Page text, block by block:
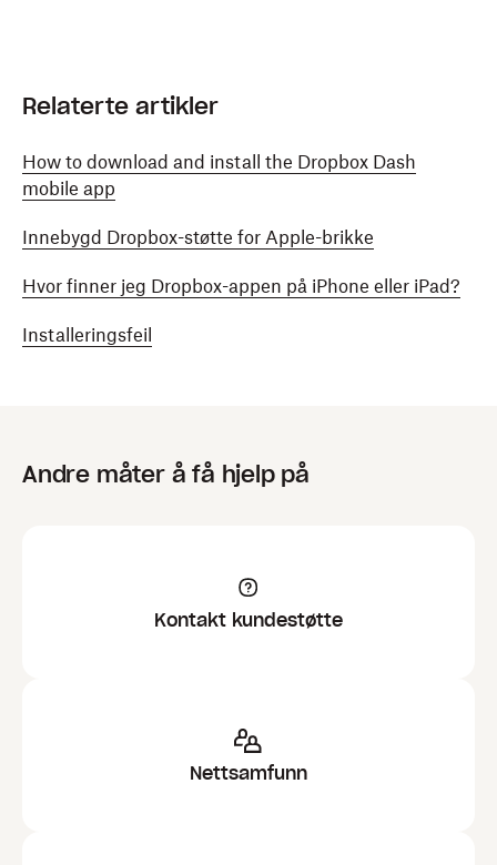
Relaterte artikler
How to download and install the Dropbox Dash
mobile app
Innebygd Dropbox-støtte for Apple-brikke
Hvor finner jeg Dropbox-appen på iPhone eller iPad?
Installeringsfeil
Andre måter å få hjelp på
Kontakt kundestøtte
Nettsamfunn